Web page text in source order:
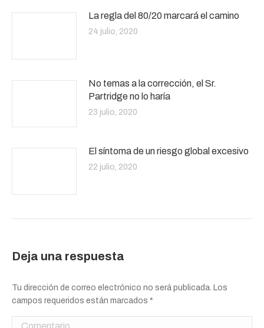
La regla del 80/20 marcará el camino
24 julio, 2020
No temas a la corrección, el Sr.
Partridge no lo haría
23 julio, 2020
El síntoma de un riesgo global excesivo
22 julio, 2020
Deja una respuesta
Tu dirección de correo electrónico no será publicada. Los
campos requeridos están marcados *
Comentario